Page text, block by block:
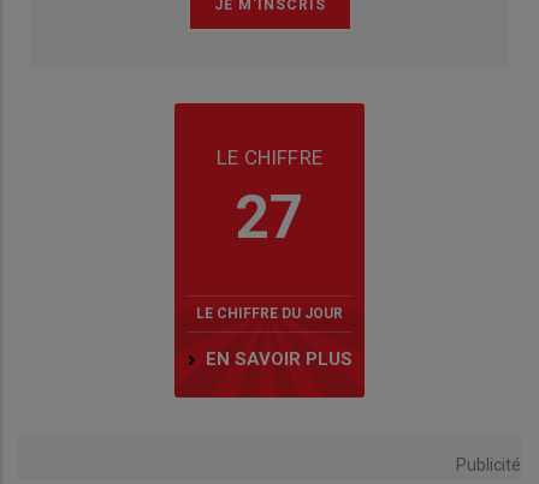
LE CHIFFRE
27
LE CHIFFRE DU JOUR
EN SAVOIR PLUS
Publicité